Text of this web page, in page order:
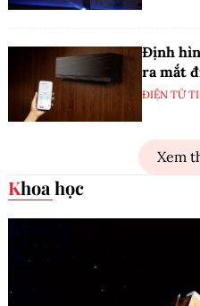
Định
ra mắt
ĐIỆN TỬ
Xem
Khoa học